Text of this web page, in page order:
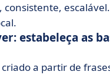
estabeleça as
a partir de